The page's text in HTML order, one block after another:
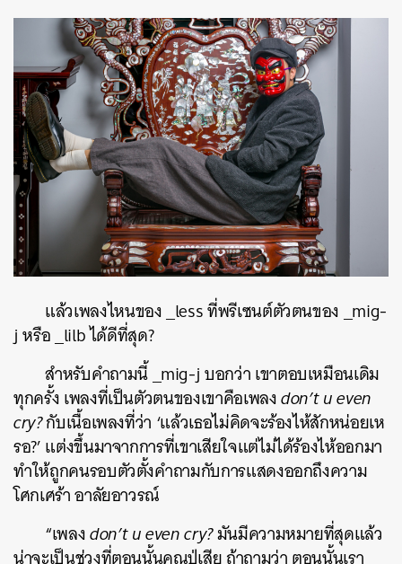
แล้วเพลงไหนของ _less ที่พรีเซนต์ตัวตนของ _mig-
j หรือ _lilb ได้ดีที่สุด?
สำหรับคำถามนี้ _mig-j บอกว่า เขาตอบเหมือนเดิม
ทุกครั้ง เพลงที่เป็นตัวตนของเขาคือเพลงdon’t u even
cry?กับเนื้อเพลงที่ว่า ‘แล้วเธอไม่คิดจะร้องไห้สักหน่อยเห
รอ?’แต่งขึ้นมาจากการที่เขาเสียใจแต่ไม่ได้ร้องไห้ออกมา
ทำให้ถูกคนรอบตัวตั้งคำถามกับการแสดงออกถึงความ
โศกเศร้า อาลัยอาวรณ์
“เพลงdon’t u even cry?มันมีความหมายที่สุดแล้ว
น่าจะเป็นช่วงที่ตอนนั้นคุณปู่เสีย ถ้าถามว่า ตอนนั้นเรา
ค้นหา